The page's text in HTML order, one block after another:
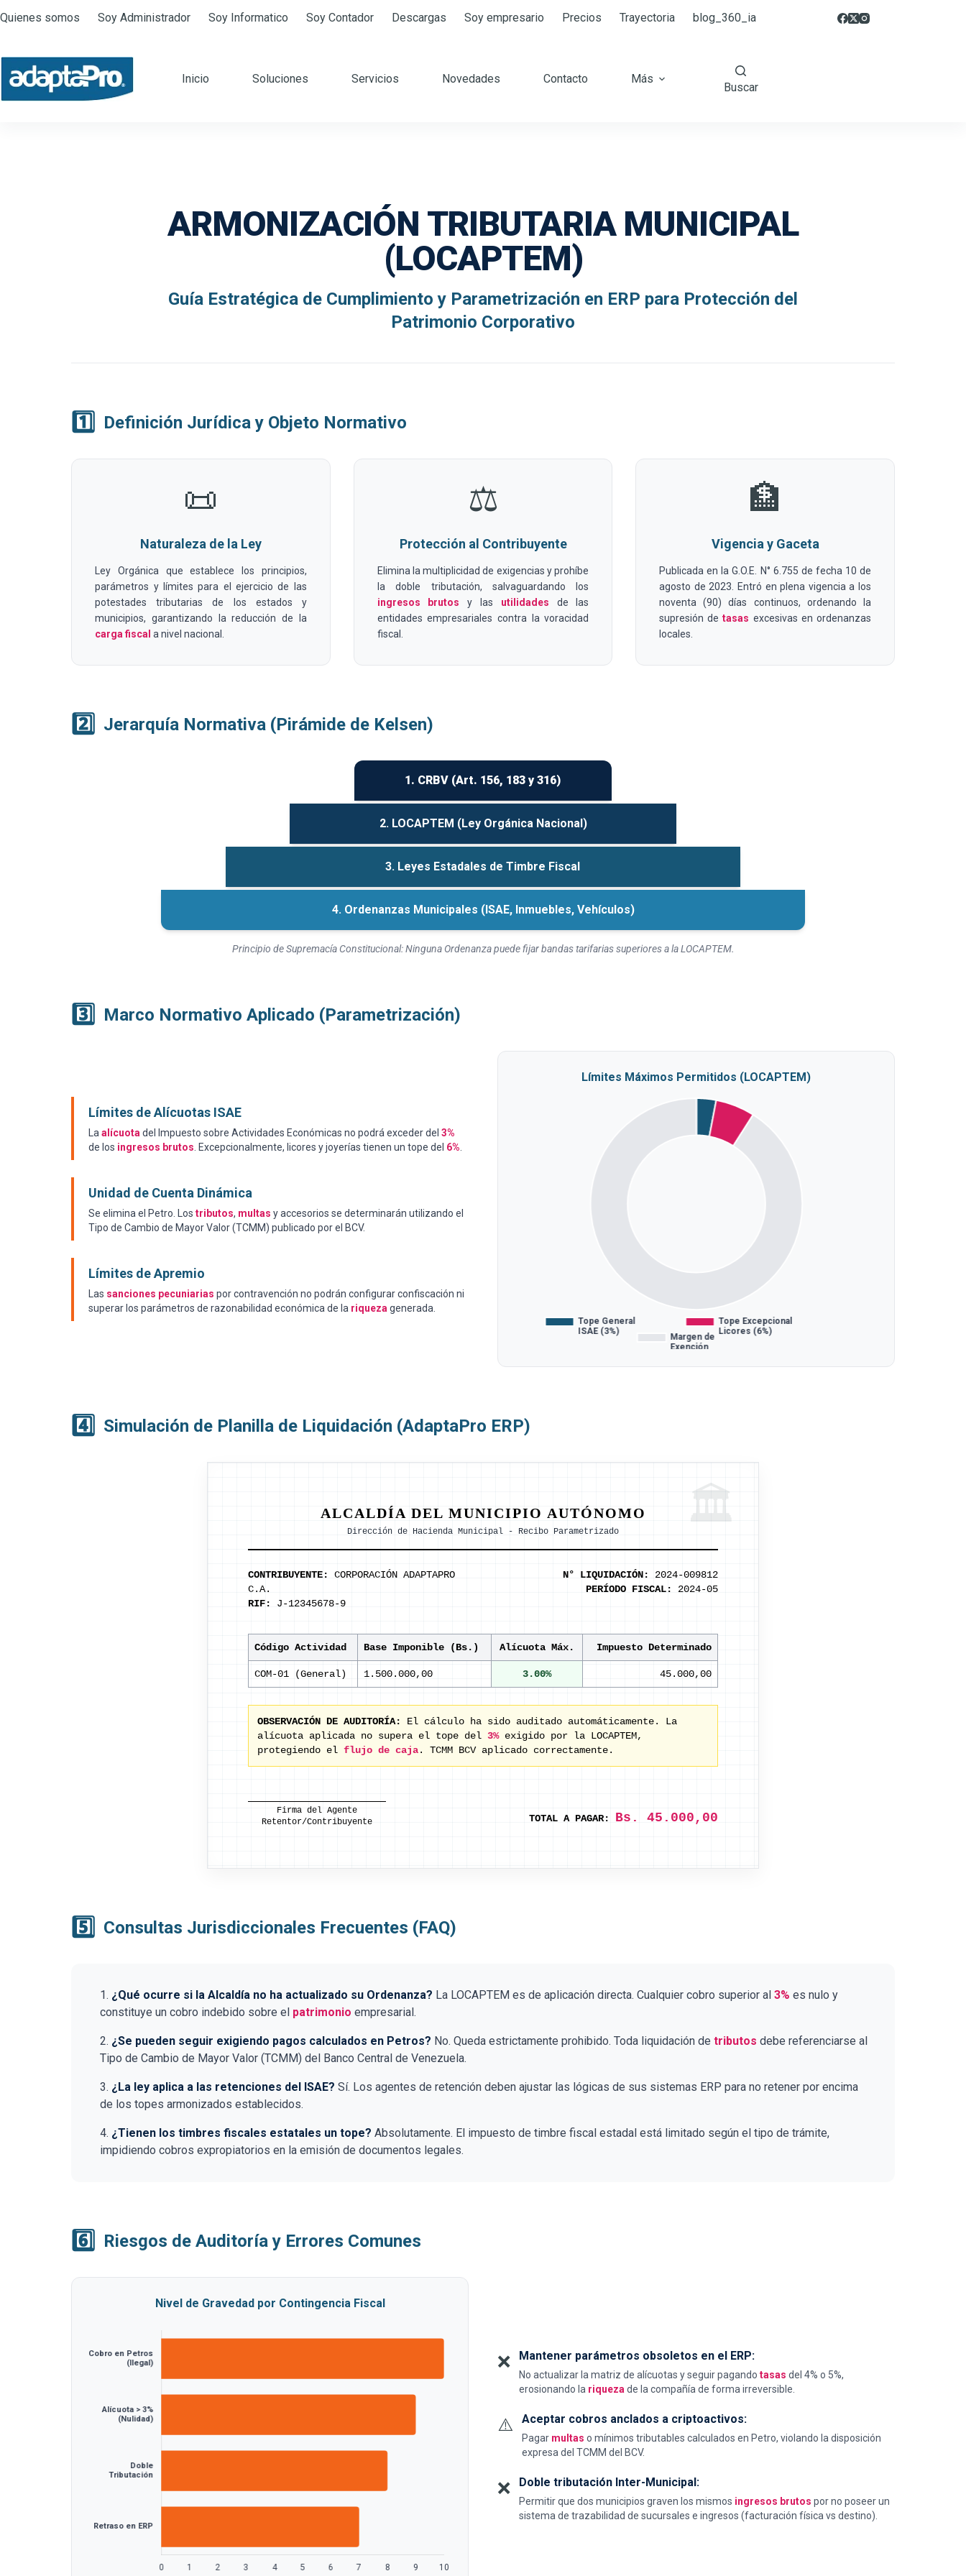
Quienes somos Soy Administrador Soy Informatico Soy Contador Descargas Soy empresario Precios Trayectoria blog_360_ia
Inicio Soluciones Servicios Novedades Contacto Más
Buscar
ARMONIZACIÓN TRIBUTARIA MUNICIPAL
(LOCAPTEM)
Guía Estratégica de Cumplimiento y Parametrización en ERP para Protección del
Patrimonio Corporativo
1️⃣ Definición Jurídica y Objeto Normativo
📜
Naturaleza de la Ley
Ley Orgánica que establece los principios,
parámetros y límites para el ejercicio de las
potestades tributarias de los estados y
municipios, garantizando la reducción de la
carga fiscal a nivel nacional.
⚖️
Protección al Contribuyente
Elimina la multiplicidad de exigencias y prohíbe
la doble tributación, salvaguardando los
ingresos brutos y las utilidades de las
entidades empresariales contra la voracidad
fiscal.
🏦
Vigencia y Gaceta
Publicada en la G.O.E. N° 6.755 de fecha 10 de
agosto de 2023. Entró en plena vigencia a los
noventa (90) días continuos, ordenando la
supresión detasas excesivas en ordenanzas
locales.
2️⃣ Jerarquía Normativa (Pirámide de Kelsen)
1. CRBV (Art. 156, 183 y 316)
2. LOCAPTEM (Ley Orgánica Nacional)
3. Leyes Estadales de Timbre Fiscal
4. Ordenanzas Municipales (ISAE, Inmuebles, Vehículos)
Principio de Supremacía Constitucional: Ninguna Ordenanza puede fijar bandas tarifarias superiores a la LOCAPTEM.
3️⃣ Marco Normativo Aplicado (Parametrización)
Límites de Alícuotas ISAE
Laalícuota del Impuesto sobre Actividades Económicas no podrá exceder del3%
de los ingresos brutos . Excepcionalmente, licores y joyerías tienen un tope del 6%
Unidad de Cuenta Dinámica
Se elimina el Petro. Lostributos, multas y accesorios se determinarán utilizando el
Tipo de Cambio de Mayor Valor (TCMM) publicado por el BCV.
Límites de Apremio
Las sanciones pecuniarias por contravención no podrán configurar confiscación ni
superar los parámetros de razonabilidad económica de la riqueza generada.
Límites Máximos Permitidos (LOCAPTEM)
4️⃣ Simulación de Planilla de Liquidación (AdaptaPro ERP)
🏛️
ALCALDÍA DEL MUNICIPIO AUTÓNOMO
Dirección de Hacienda Municipal - Recibo Parametrizado
CONTRIBUYENTE:
CORPORACIÓN ADAPTAPRO
C.A.
RIF:
J-12345678-9
N° LIQUIDACIÓN:
2024-009812
PERÍODO FISCAL:
2024-05
Código Actividad Base Imponible (Bs.) Alícuota Máx. Impuesto Determinado
COM-01 (General) 1.500.000,00 3.00% 45.000,00
OBSERVACIÓN DE AUDITORÍA:
El cálculo ha sido auditado automáticamente. La
alícuota aplicada no supera el tope del 3%exigido por la LOCAPTEM,
protegiendo el flujo de caja. TCMM BCV aplicado correctamente.
Firma del Agente
Retentor/Contribuyente
TOTAL A PAGAR: Bs. 45.000,00
5️⃣ Consultas Jurisdiccionales Frecuentes (FAQ)
¿Qué ocurre si la Alcaldía no ha actualizado su Ordenanza? La LOCAPTEM es de aplicación directa. Cualquier cobro superior al3% es nulo y
constituye un cobro indebido sobre el patrimonio empresarial.
¿Se pueden seguir exigiendo pagos calculados en Petros? No. Queda estrictamente prohibido. Toda liquidación detributos debe referenciarse al
Tipo de Cambio de Mayor Valor (TCMM) del Banco Central de Venezuela.
¿La ley aplica a las retenciones del ISAE? Sí. Los agentes de retención deben ajustar las lógicas de sus sistemas ERP para no retener por encima
de los topes armonizados establecidos.
¿Tienen los timbres fiscales estatales un tope? Absolutamente. El impuesto de timbre fiscal estadal está limitado según el tipo de trámite,
impidiendo cobros expropiatorios en la emisión de documentos legales.
6️⃣ Riesgos de Auditoría y Errores Comunes
Nivel de Gravedad por Contingencia Fiscal
❌ Mantener parámetros obsoletos en el ERP:
No actualizar la matriz de alícuotas y seguir pagando tasas del 4% o 5%,
erosionando la riqueza de la compañía de forma irreversible.
⚠️ Aceptar cobros anclados a criptoactivos:
Pagar multas o mínimos tributables calculados en Petro, violando la disposición
expresa del TCMM del BCV.
❌ Doble tributación Inter-Municipal:
Permitir que dos municipios graven los mismos ingresos brutos por no poseer un
sistema de trazabilidad de sucursales e ingresos (facturación física vs destino).